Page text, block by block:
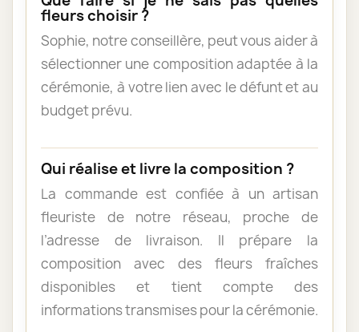
fleurs choisir ?
Sophie, notre conseillère, peut vous aider à
sélectionner une composition adaptée à la
cérémonie, à votre lien avec le défunt et au
budget prévu.
Qui réalise et livre la composition ?
La commande est confiée à un artisan
fleuriste de notre réseau, proche de
l’adresse de livraison. Il prépare la
composition avec des fleurs fraîches
disponibles et tient compte des
informations transmises pour la cérémonie.